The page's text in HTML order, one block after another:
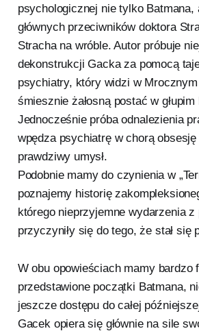
psychologicznej nie tylko Batmana,
głównych przeciwników doktora
Stracha na wróble. Autor próbuje
dekonstrukcji Gacka za pomocą
psychiatry, który widzi w
śmiesznie żałosną postać w
Jednocześnie próba odnalezienia
wpędza psychiatrę w chorą
prawdziwy umysł.
Podobnie mamy do czynienia w
poznajemy historię
którego nieprzyjemne wydarzenia z
przyczyniły się do tego, że stał się
W obu opowieściach mamy bardzo
przedstawione początki Batmana,
jeszcze dostępu do całej
Gacek opiera się głównie na sile